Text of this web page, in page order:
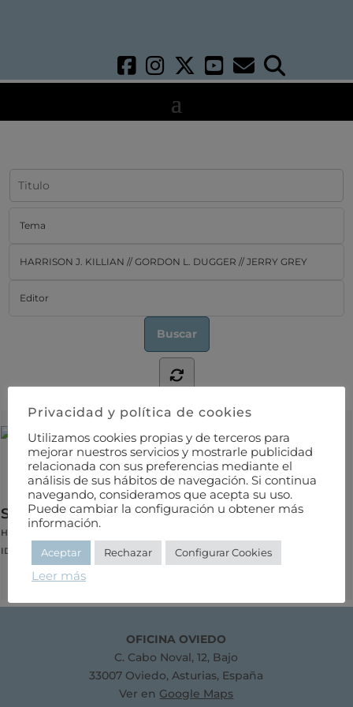
SOLAR ENERGY FOR EARTH
HARRISON J. KILLIAN // GORDON L. DUGGER // JERRY GREY
IDIOMA EXTRANJERO
OFICINA OVIEDO
C. Cabo Noval, 12, Bajo
33007 Oviedo, Asturias, España
Ver en Google Maps
Privacidad y política de cookies
Utilizamos cookies propias y de terceros para
mejorar nuestros servicios y mostrarle publicidad
relacionada con sus preferencias mediante el
análisis de sus hábitos de navegación. Si continua
navegando, consideramos que acepta su uso.
Puede cambiar la configuración u obtener más
información.
Aceptar Rechazar Configurar Cookies
Leer más